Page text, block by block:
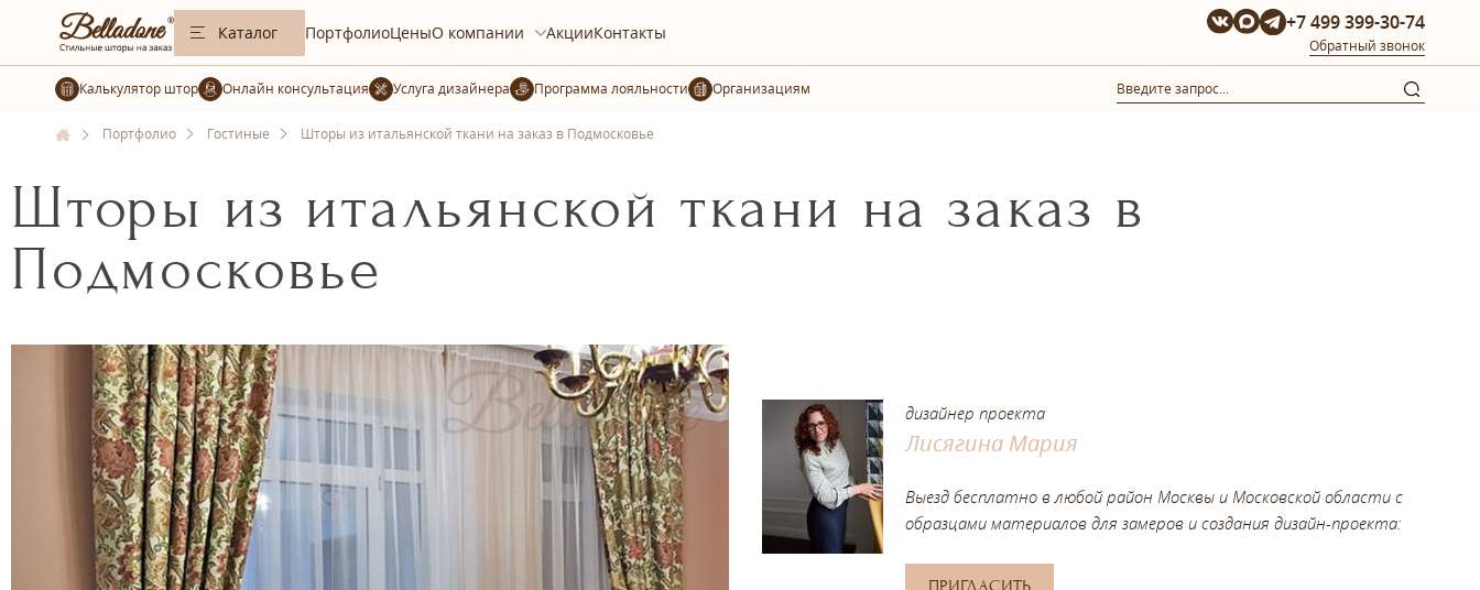
Каталог ПортфолиоЦеныО компании АкцииКонтакты +7 499 399-30-74
Обратный звонок
Калькулятор штор Услуга дизайнера Организациям
Портфолио Гостиные Шторы из итальянской ткани на заказ в Подмосковье
Шторы из итальянской ткани на заказ в
Подмосковье
дизайнер проекта
Лисягина Мария
Выезд бесплатно в любой район Москвы и Московской области с
образцами материалов для замеров и создания дизайн-проекта: